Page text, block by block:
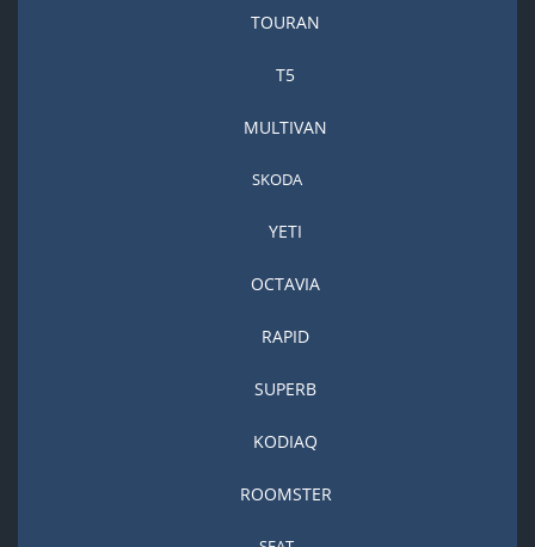
TOURAN
T5
MULTIVAN
SKODA
YETI
OCTAVIA
RAPID
SUPERB
KODIAQ
ROOMSTER